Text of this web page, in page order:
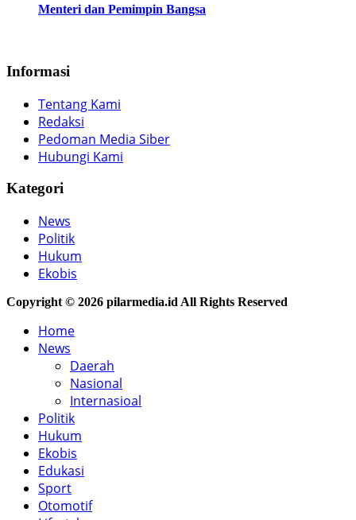
Menteri dan Pemimpin Bangsa
Informasi
Tentang Kami
Redaksi
Pedoman Media Siber
Hubungi Kami
Kategori
News
Politik
Hukum
Ekobis
Copyright © 2026 pilarmedia.id All Rights Reserved
Home
News
Daerah
Nasional
Internasioal
Politik
Hukum
Ekobis
Edukasi
Sport
Otomotif